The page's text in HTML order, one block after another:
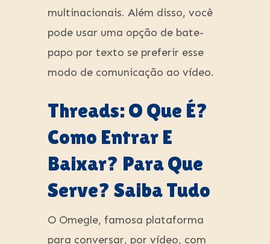
multinacionais. Além disso, você
pode usar uma opção de bate-
papo por texto se preferir esse
modo de comunicação ao vídeo.
Threads: O Que É?
Como Entrar E
Baixar? Para Que
Serve? Saiba Tudo
O Omegle, famosa plataforma
para conversar, por vídeo, com